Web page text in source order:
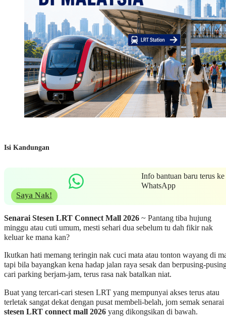
Isi Kandungan
Info bantuan baru terus ke
WhatsApp
Saya Nak!
Senarai Stesen LRT Connect Mall 2026 ~ Pantang tiba hujung
minggu atau cuti umum, mesti sehari dua sebelum tu dah fikir nak
keluar ke mana kan?
Ikutkan hati memang teringin nak cuci mata atau tonton wayang di
tapi bila bayangkan kena hadap jalan raya sesak dan berpusing-
cari parking berjam-jam, terus rasa nak batalkan niat.
Buat yang tercari-cari stesen LRT yang mempunyai akses terus atau
terletak sangat dekat dengan pusat membeli-belah, jom semak senarai
stesen LRT connect mall 2026 yang dikongsikan di bawah.